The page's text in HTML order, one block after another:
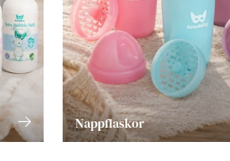
Nappflaskor